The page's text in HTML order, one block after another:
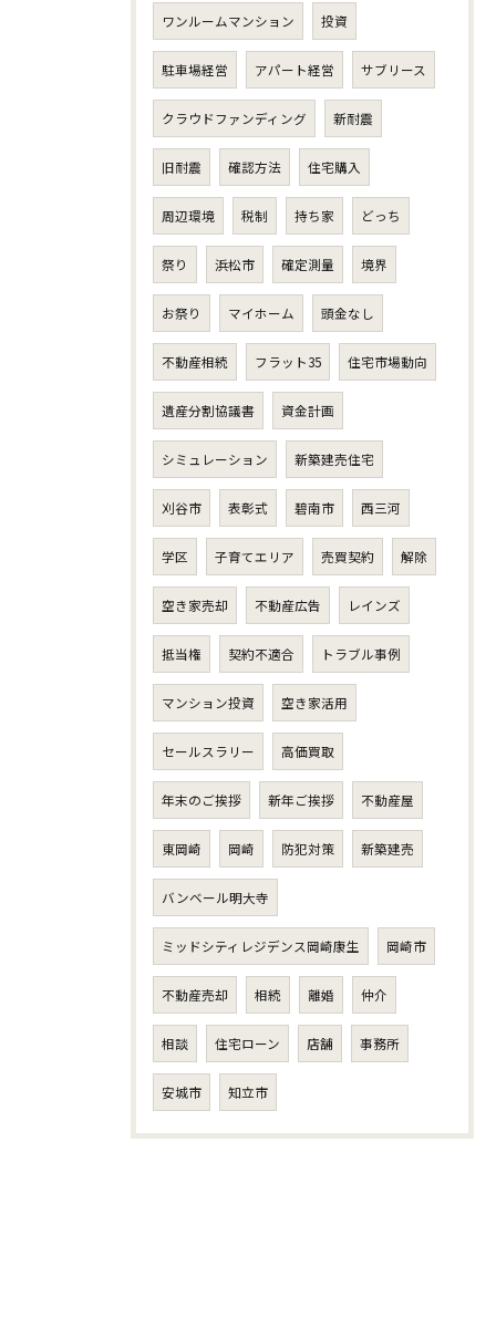
ワンルームマンション 投資
駐車場経営 アパート経営 サブリース
クラウドファンディング 新耐震
旧耐震 確認方法 住宅購入
周辺環境 税制 持ち家 どっち
祭り 浜松市 確定測量 境界
お祭り マイホーム 頭金なし
不動産相続 フラット35 住宅市場動向
遺産分割協議書 資金計画
シミュレーション 新築建売住宅
刈谷市 表彰式 碧南市 西三河
学区 子育てエリア 売買契約 解除
空き家売却 不動産広告 レインズ
抵当権 契約不適合 トラブル事例
マンション投資 空き家活用
セールスラリー 高価買取
年末のご挨拶 新年ご挨拶 不動産屋
東岡崎 岡崎 防犯対策 新築建売
バンベール明大寺
ミッドシティレジデンス岡崎康生 岡崎市
不動産売却 相続 離婚 仲介
相談 住宅ローン 店舗 事務所
安城市 知立市